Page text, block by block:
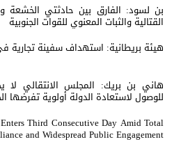
بن لسود: الفارق بين حادثتي الخشعة
القتالية والثبات المعنوي للقوات الجنوبية
هيئة بريطانية: استهداف سفينة تجارية
هاني بن بريك: المجلس الانتقالي لا
للوصول لاستعادة الدولة أولوية تفرضها
Third Consecutive Day Amid Total
and Widespread Public Engagement.